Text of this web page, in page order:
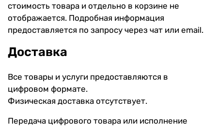
стоимость товара и отдельно в корзине не
отображается. Подробная информация
предоставляется по запросу через чат или email.
Доставка
Все товары и услуги предоставляются в
цифровом формате.
Физическая доставка отсутствует.
Передача цифрового товара или исполнение